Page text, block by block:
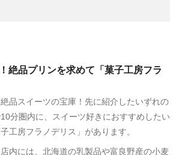
絶品プリンを求めて「菓子工房フラ
品スイーツの宝庫！先に紹介したいずれの
分圏内に、スイーツ好きにおすすめしたい
工房フラノデリス」があります。
内には、北海道の乳製品や富良野産の小麦